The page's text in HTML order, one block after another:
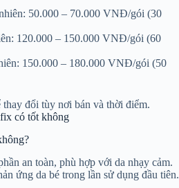
50.000 – 70.000 VNĐ/gói (30
120.000 – 150.000 VNĐ/gói (60
150.000 – 180.000 VNĐ/gói (50
thay đổi tùy nơi bán và thời điểm.
có tốt không
an toàn, phù hợp với da nhạy cảm.
ứng da bé trong lần sử dụng đầu tiên.